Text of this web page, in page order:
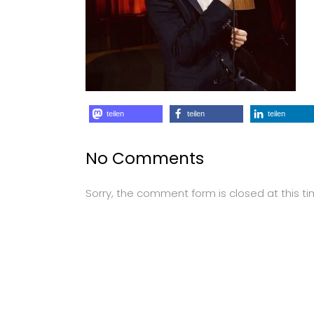
teilen teilen teilen
No Comments
Sorry, the comment form is closed at this